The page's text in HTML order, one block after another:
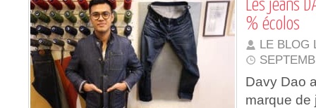
Les jeans
% écolos
LE BLOG
Davy Dao
marque de